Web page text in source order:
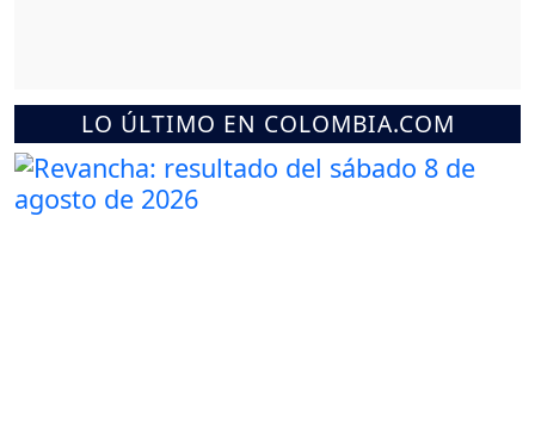
LO ÚLTIMO EN COLOMBIA.COM